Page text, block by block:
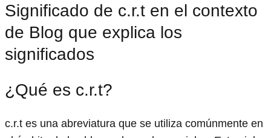
Significado de c.r.t en el contexto
de Blog que explica los
significados
¿Qué es c.r.t?
c.r.t es una abreviatura que se utiliza comúnmente en